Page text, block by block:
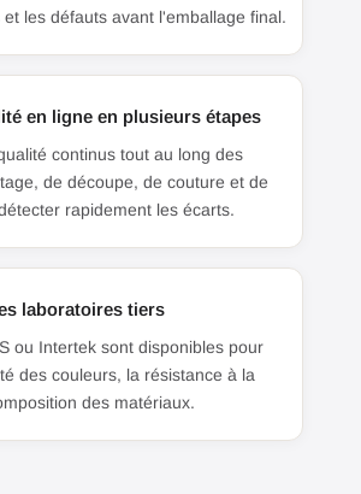
et les défauts avant l'emballage final.
en ligne en plusieurs étapes
continus tout au long des
de découpe, de couture et de
rapidement les écarts.
laboratoires tiers
ou Intertek sont disponibles pour
des couleurs, la résistance à la
des matériaux.